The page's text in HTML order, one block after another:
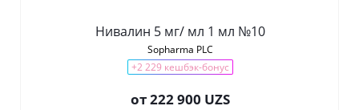
Нивалин 5 мг/ мл 1 мл №10
Sopharma PLC
+2 229 кешбэк-бонус
от222 900 UZS